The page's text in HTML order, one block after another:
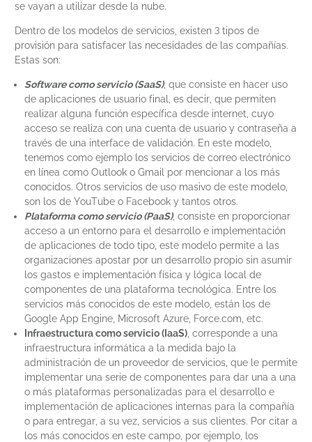
se vayan a utilizar desde la nube.
Dentro de los modelos de servicios, existen 3 tipos de
provisión para satisfacer las necesidades de las compañías.
Estas son:
Software como servicio (SaaS), que consiste en hacer uso
de aplicaciones de usuario final, es decir, que permiten
realizar alguna función específica desde internet, cuyo
acceso se realiza con una cuenta de usuario y contraseña a
través de una interface de validación. En este modelo,
tenemos como ejemplo los servicios de correo electrónico
en línea como Outlook o Gmail por mencionar a los más
conocidos. Otros servicios de uso masivo de este modelo,
son los de YouTube o Facebook y tantos otros.
Plataforma como servicio (PaaS), consiste en proporcionar
acceso a un entorno para el desarrollo e implementación
de aplicaciones de todo tipo, este modelo permite a las
organizaciones apostar por un desarrollo propio sin asumir
los gastos e implementación física y lógica local de
componentes de una plataforma tecnológica. Entre los
servicios más conocidos de este modelo, están los de
Google App Engine, Microsoft Azure, Force.com, etc.
Infraestructura como servicio (IaaS) , corresponde a una
infraestructura informática a la medida bajo la
administración de un proveedor de servicios, que le permite
implementar una serie de componentes para dar una a una
o más plataformas personalizadas para el desarrollo e
implementación de aplicaciones internas para la compañía
o para entregar, a su vez, servicios a sus clientes. Por citar a
los más conocidos en este campo, por ejemplo, los